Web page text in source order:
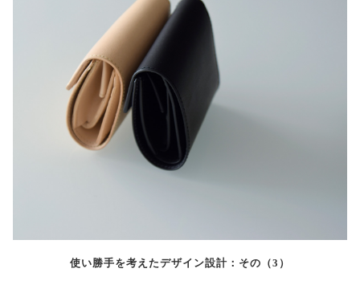
使い勝手を考えたデザイン設計：その（3）